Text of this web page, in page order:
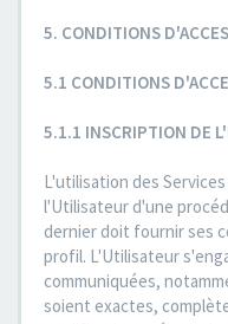
5. CONDITIONS
5.1 CONDITIONS
5.1.1 INSCRIPTION DE
L'utilisation des
l'Utilisateur d'une
dernier doit fournir ses
profil. L'Utilisateur
communiquées,
soient exactes,